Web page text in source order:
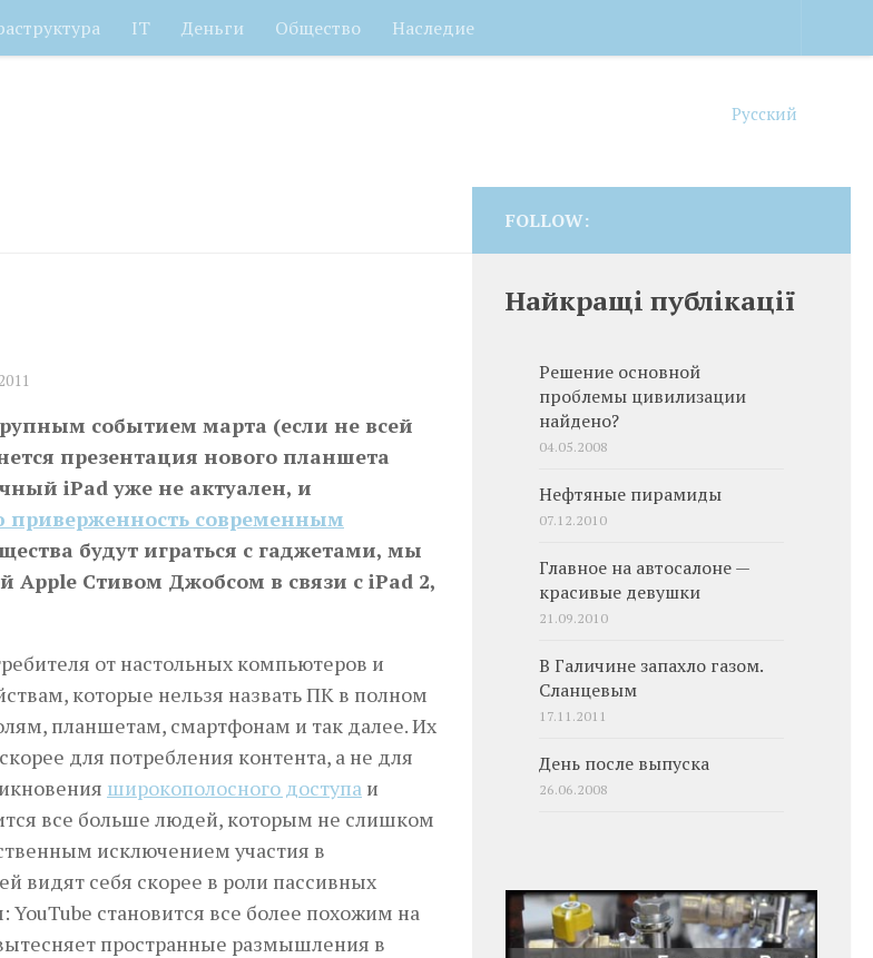
IT Деньги Общество Наследие
Русский
событием марта (если не всей
презентация нового планшета
iPad уже не актуален, и
приверженность современным
будут играться с гаджетами, мы
Стивом Джобсом в связи с iPad 2,
от настольных компьютеров и
которые нельзя назвать ПК в полном
планшетам, смартфонам и так далее. Их
для потребления кон­­тента, а не для
широкополосного доступа и
все больше людей, которым не слишком
исключением участия в
видят себя скорее в роли пассивных
становится все более похожим на
пространные размышления в
FOLLOW:
Найкращі публікації
Решение основной
проблемы цивилизации
найдено?
04.05.2008
Нефтяные пирамиды
07.12.2010
Главное на автосалоне —
красивые девушки
21.09.2010
В Галичине запахло газом.
Сланцевым
17.11.2011
День после выпуска
26.06.2008